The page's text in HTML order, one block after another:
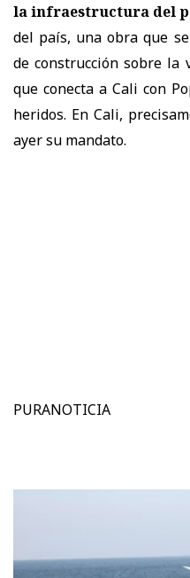
la infraestructura del
del país, una obra que
de construcción sobre la
que conecta a Cali con
heridos. En Cali,
ayer su mandato.
PURANOTICIA